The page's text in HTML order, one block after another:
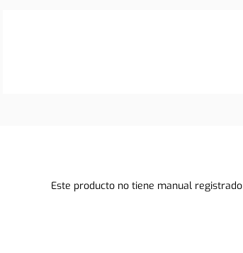
Este producto no tiene manual registrado